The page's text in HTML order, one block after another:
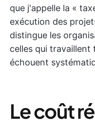
que j'appelle la «
exécution des
distingue les
celles qui travaillent
échouent
Le coût